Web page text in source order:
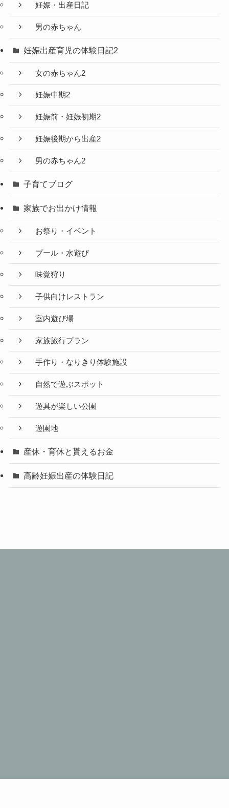
妊娠・出産日記
男の赤ちゃん
妊娠出産育児の体験日記2
女の赤ちゃん2
妊娠中期2
妊娠前・妊娠初期2
妊娠後期から出産2
男の赤ちゃん2
子育てブログ
家族でお出かけ情報
お祭り・イベント
プール・水遊び
味覚狩り
子供向けレストラン
室内遊び場
家族旅行プラン
手作り・なりきり体験施設
自然で遊ぶスポット
遊具が楽しい公園
遊園地
産休・育休と貰えるお金
高齢妊娠出産の体験日記